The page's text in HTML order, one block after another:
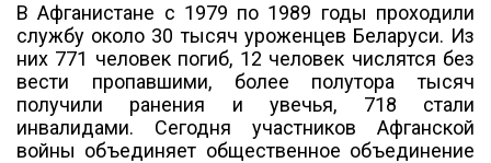
В Афганистане с 1979 по 1989 годы проходили
службу около 30 тысяч уроженцев Беларуси. Из
них 771 человек погиб, 12 человек числятся без
вести пропавшими, более полутора тысяч
получили ранения и увечья, 718 стали
инвалидами. Сегодня участников Афганской
войны объединяет общественное объединение